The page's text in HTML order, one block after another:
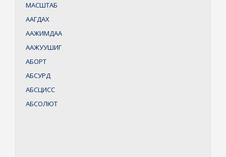
МАСШТАБ
ААГДАХ
ААЖИМДАА
ААЖУУШИГ
АБОРТ
АБСУРД
АБСЦИСС
АБСОЛЮТ